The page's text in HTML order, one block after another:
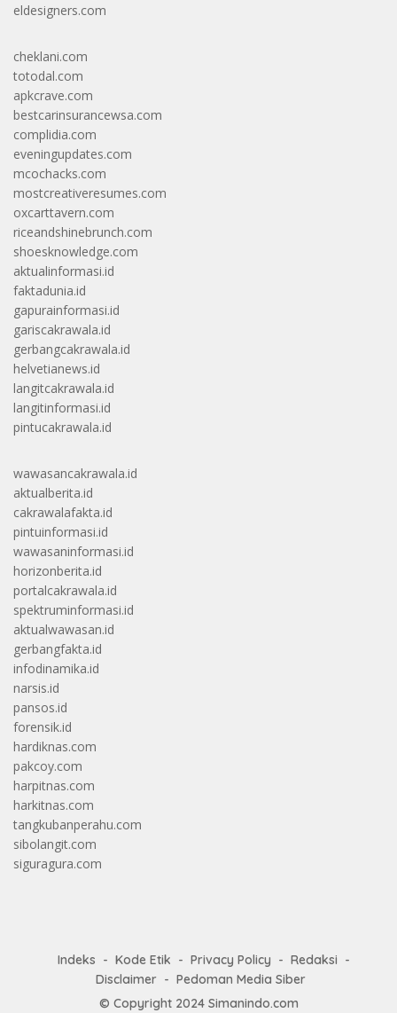
eldesigners.com
cheklani.com
totodal.com
apkcrave.com
bestcarinsurancewsa.com
complidia.com
eveningupdates.com
mcochacks.com
mostcreativeresumes.com
oxcarttavern.com
riceandshinebrunch.com
shoesknowledge.com
aktualinformasi.id
faktadunia.id
gapurainformasi.id
gariscakrawala.id
gerbangcakrawala.id
helvetianews.id
langitcakrawala.id
langitinformasi.id
pintucakrawala.id
wawasancakrawala.id
aktualberita.id
cakrawalafakta.id
pintuinformasi.id
wawasaninformasi.id
horizonberita.id
portalcakrawala.id
spektruminformasi.id
aktualwawasan.id
gerbangfakta.id
infodinamika.id
narsis.id
pansos.id
forensik.id
hardiknas.com
pakcoy.com
harpitnas.com
harkitnas.com
tangkubanperahu.com
sibolangit.com
siguragura.com
Indeks Kode Etik Privacy Policy
Redaksi
Disclaimer
Pedoman Media Siber
© Copyright 2024 Simanindo.com